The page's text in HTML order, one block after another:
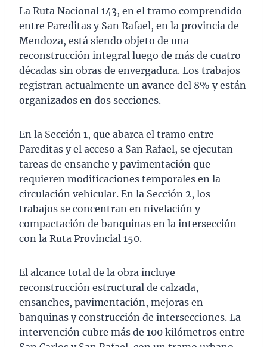
La Ruta Nacional 143, en el tramo comprendido
entre Pareditas y San Rafael, en la provincia de
Mendoza, está siendo objeto de una
reconstrucción integral luego de más de cuatro
décadas sin obras de envergadura. Los trabajos
registran actualmente un avance del 8% y están
organizados en dos secciones.
En la Sección 1, que abarca el tramo entre
Pareditas y el acceso a San Rafael, se ejecutan
tareas de ensanche y pavimentación que
requieren modificaciones temporales en la
circulación vehicular. En la Sección 2, los
trabajos se concentran en nivelación y
compactación de banquinas en la intersección
con la Ruta Provincial 150.
El alcance total de la obra incluye
reconstrucción estructural de calzada,
ensanches, pavimentación, mejoras en
banquinas y construcción de intersecciones. La
intervención cubre más de 100 kilómetros entre